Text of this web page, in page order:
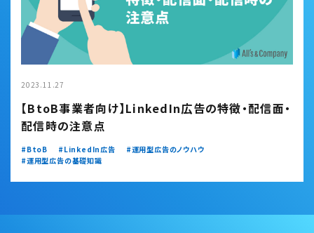
2023.11.27
【BtoB事業者向け】LinkedIn広告の特徴・配信面・
配信時の注意点
BtoB LinkedIn広告
運用型広告のノウハウ
運用型広告の基礎知識